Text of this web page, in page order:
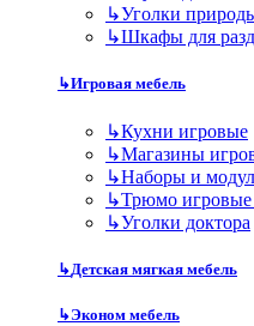
↳Уголки
↳Шкафы для
↳Игровая мебель
↳Кухни игровые
↳Магазины
↳Наборы и
↳Трюмо игровые
↳Уголки доктора
↳Детская мягкая мебель
↳Эконом мебель